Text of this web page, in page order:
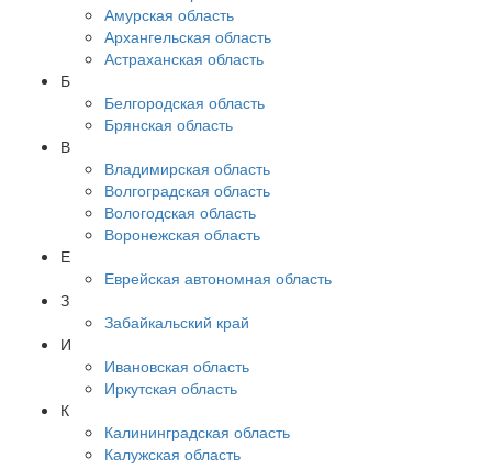
Амурская область
Архангельская область
Астраханская область
Б
Белгородская область
Брянская область
В
Владимирская область
Волгоградская область
Вологодская область
Воронежская область
Е
Еврейская автономная область
З
Забайкальский край
И
Ивановская область
Иркутская область
К
Калининградская область
Калужская область